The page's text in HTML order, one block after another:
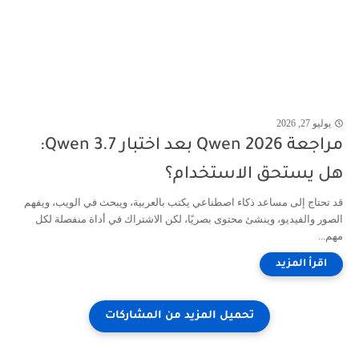
يوليو 27, 2026
مراجعة Qwen 2026 بعد اختبار Qwen 3.7:
هل يستحق الاستخدام؟
قد تحتاج إلى مساعد ذكاء اصطناعي يكتب بالعربية، ويبحث في الويب، ويفهم
الصور والفيديو، وينشئ محتوى بصريًا، لكن الاشتراك في أداة منفصلة لكل
مهم...